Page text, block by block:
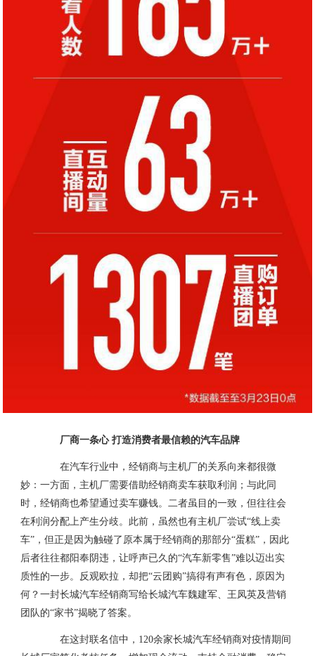
厂商一条心 打造消费者最信赖的汽车品牌
在汽车行业中，经销商与主机厂的关系向来都很微
妙：一方面，主机厂需要借助经销商卖车获取利润；与此同
时，经销商也希望通过卖车赚钱。二者虽目的一致，但往往会
在利润分配上产生分歧。此前，虽然也有主机厂尝试“线上卖
车”，但正是因为触碰了原本属于经销商的那部分“蛋糕”，因此
后者往往都阳奉阴违，让呼声已久的“汽车新零售”难以迈出实
质性的一步。反观欧拉，却把“云团购”搞得有声有色，原因为
何？一封长城汽车经销商写给长城汽车魏建军、王凤英及营销
团队的“家书”揭晓了答案。
在这封联名信中，120余家长城汽车经销商对疫情期间